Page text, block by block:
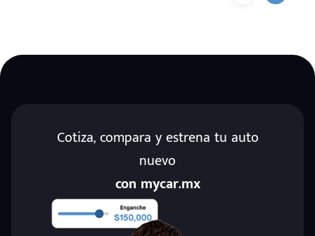
Cotiza, compara y estrena tu auto
nuevo
con mycar.mx